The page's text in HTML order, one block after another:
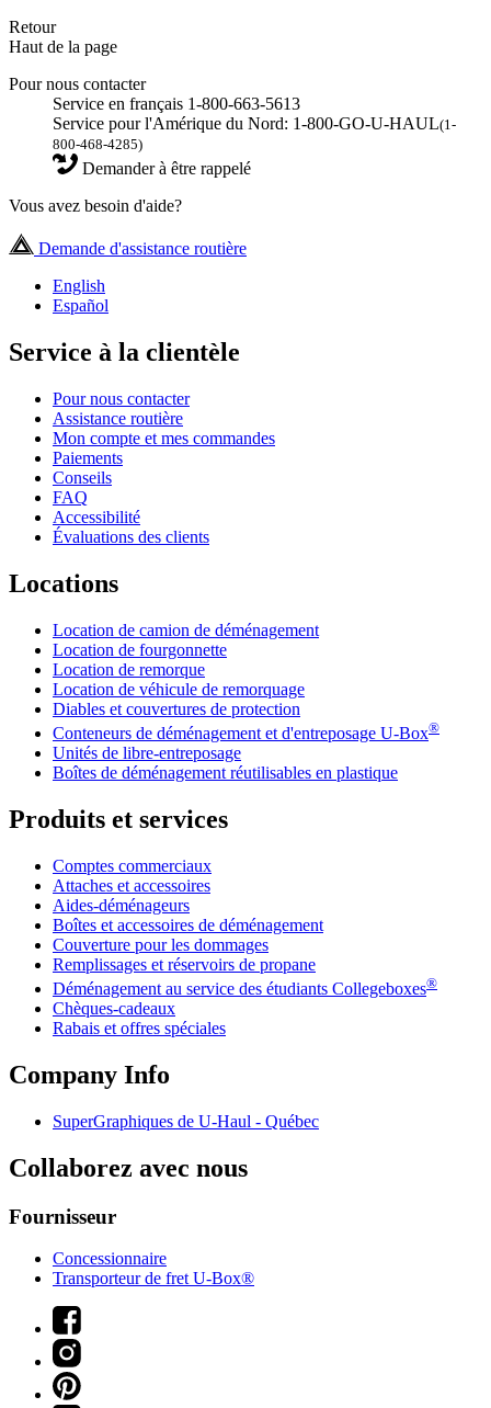
Retour
Haut de la page
Pour nous contacter
Service en français 1-800-663-5613
Service pour l'Amérique du Nord: 1-800-GO-U-HAUL(1-
800-468-4285)
Demander à être rappelé
Vous avez besoin d'aide?
Demande d'assistance routière
English
Español
Service à la clientèle
Pour nous contacter
Assistance routière
Mon compte et mes commandes
Paiements
Conseils
FAQ
Accessibilité
Évaluations des clients
Locations
Location de camion de déménagement
Location de fourgonnette
Location de remorque
Location de véhicule de remorquage
Diables et couvertures de protection
Conteneurs de déménagement et d'entreposage U-Box®
Unités de libre-entreposage
Boîtes de déménagement réutilisables en plastique
Produits et services
Comptes commerciaux
Attaches et accessoires
Aides-déménageurs
Boîtes et accessoires de déménagement
Couverture pour les dommages
Remplissages et réservoirs de propane
Déménagement au service des étudiants Collegeboxes®
Chèques-cadeaux
Rabais et offres spéciales
Company Info
SuperGraphiques de U-Haul - Québec
Collaborez avec nous
Fournisseur
Concessionnaire
Transporteur de fret U-Box®